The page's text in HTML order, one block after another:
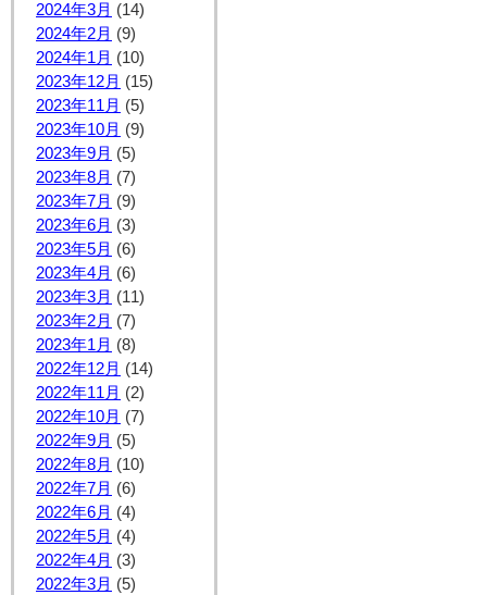
2024年3月 (14)
2024年2月 (9)
2024年1月 (10)
2023年12月 (15)
2023年11月 (5)
2023年10月 (9)
2023年9月 (5)
2023年8月 (7)
2023年7月 (9)
2023年6月 (3)
2023年5月 (6)
2023年4月 (6)
2023年3月 (11)
2023年2月 (7)
2023年1月 (8)
2022年12月 (14)
2022年11月 (2)
2022年10月 (7)
2022年9月 (5)
2022年8月 (10)
2022年7月 (6)
2022年6月 (4)
2022年5月 (4)
2022年4月 (3)
2022年3月 (5)